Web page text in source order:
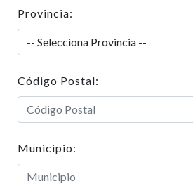
Provincia:
Código Postal:
Municipio: